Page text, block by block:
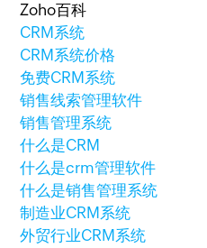
Zoho百科
CRM系统
CRM系统价格
免费CRM系统
销售线索管理软件
销售管理系统
什么是CRM
什么是crm管理软件
什么是销售管理系统
制造业CRM系统
外贸行业CRM系统